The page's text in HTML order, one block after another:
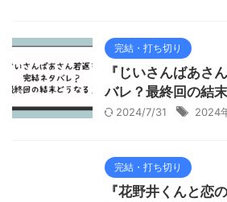
完結・打ち切り
『じいさんばあさ
バレ？最終回の結
2024/7/31 2024
完結・打ち切り
『花野井くんと恋